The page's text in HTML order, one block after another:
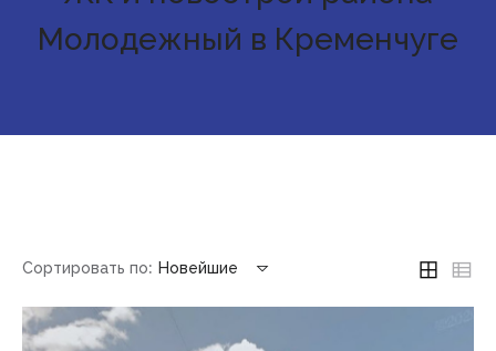
Молодежный в Кременчуге
Сортировать по: Новейшие